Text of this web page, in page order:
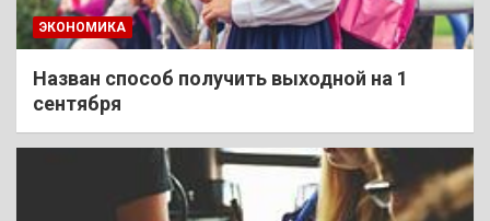
ЭКОНОМИКА
Назван способ получить выходной на 1
сентября